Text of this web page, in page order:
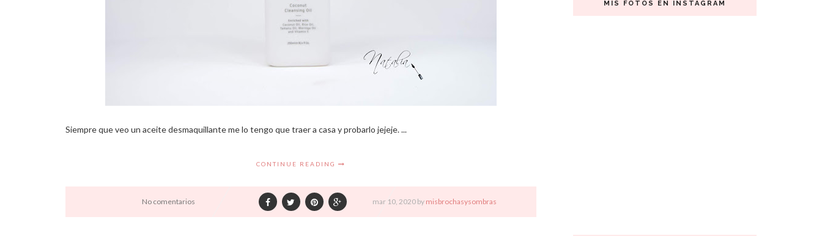
Siempre que veo un aceite desmaquillante me lo tengo que traer a casa y probarlo jejeje. ...
CONTINUE READING
No comentarios mar 10, 2020 by misbrochasysombras
MIS FOTOS EN INSTAGRAM